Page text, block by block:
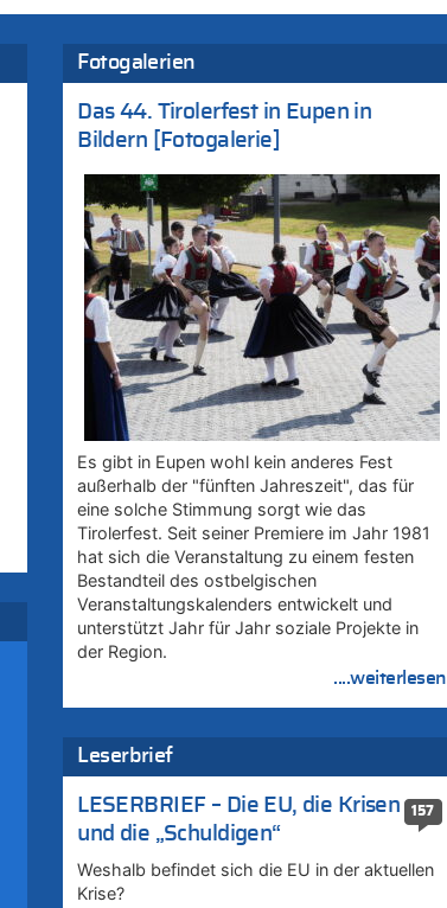
Fotogalerien
Das 44. Tirolerfest in Eupen in
Bildern [Fotogalerie]
Es gibt in Eupen wohl kein anderes Fest
außerhalb der "fünften Jahreszeit", das für
eine solche Stimmung sorgt wie das
Tirolerfest. Seit seiner Premiere im Jahr 1981
hat sich die Veranstaltung zu einem festen
Bestandteil des ostbelgischen
Veranstaltungskalenders entwickelt und
unterstützt Jahr für Jahr soziale Projekte in
der Region.
....weiterlesen
Leserbrief
157
LESERBRIEF – Die EU, die Krisen
und die „Schuldigen“
Weshalb befindet sich die EU in der aktuellen
Krise?